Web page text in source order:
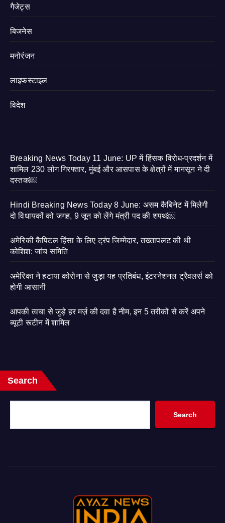
गैजेट्स
बिजनेस
मनोरंजन
लाइफस्टाइल
विदेश
Breaking News Today 11 June: UP में हिंसक विरोध-प्रदर्शन में
शामिल 230 लोग गिरफ्तार, मुंबई और आसपास के क्षेत्रों में मानसून ने दी
दस्तक￼
Hindi Breaking News Today 8 June: असम कैबिनेट में मिलेगी
दो विधायकों को जगह, 9 जून को लेंगे मंत्री पद की शपथ￼
अमेरिकी कैपिटल हिंसा के लिए ट्रंप जिम्मेदार, तख्तापलट की थी
कोशिश: जांच समिति
अमेरिका ने हटाया कोरोना से जुड़ा यह प्रतिबंध, इंटरनेशनल ट्रैवलर्स को
होगी आसानी
आपकी त्वचा से जुड़े हर मर्ज़ की दवा है नीम, इन 5 तरीकों से करें अपने
ब्यूटी रूटीन में शामिल
Search
Search